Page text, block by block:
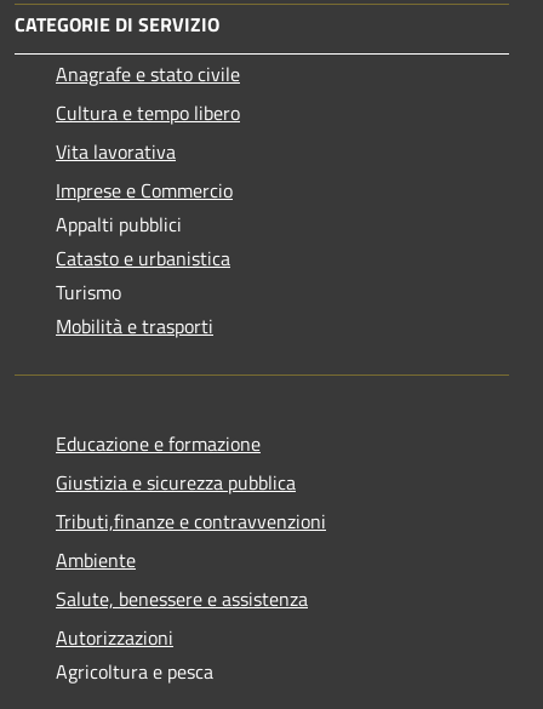
CATEGORIE DI SERVIZIO
Anagrafe e stato civile
Cultura e tempo libero
Vita lavorativa
Imprese e Commercio
Appalti pubblici
Catasto e urbanistica
Turismo
Mobilità e trasporti
Educazione e formazione
Giustizia e sicurezza pubblica
Tributi,finanze e contravvenzioni
Ambiente
Salute, benessere e assistenza
Autorizzazioni
Agricoltura e pesca